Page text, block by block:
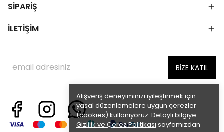
Alışveriş deneyiminizi iyileştirmek için
yasal düzenlemelere uygun çerezler
(cookies) kullanıyoruz. Detaylı bilgiye
Gizlilik ve Çerez Politikası sayfamızdan
SİPARİŞ
İLETİŞİM
BİZE KATIL